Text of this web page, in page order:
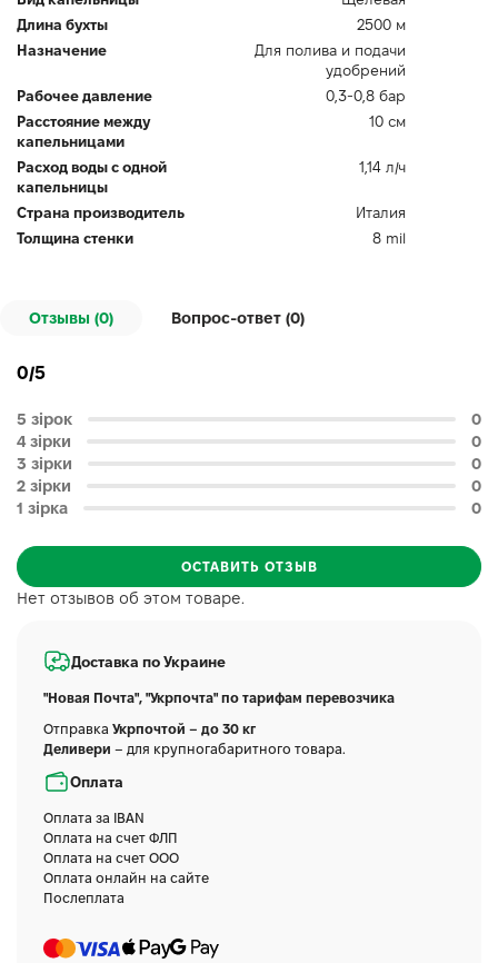
Длина бухты
2500 м
Назначение
Для полива и подачи
удобрений
Рабочее давление
0,3-0,8 бар
Расстояние между
капельницами
10 см
Расход воды с одной
капельницы
1,14 л/ч
Страна производитель
Италия
Толщина стенки
8 mil
Отзывы (0) Вопрос-ответ (0)
Нет отзывов об этом товаре.
0/5
5 зірок
0
4 зірки
0
3 зірки
0
2 зірки
0
1 зірка
0
ОСТАВИТЬ ОТЗЫВ
Доставка по Украине
"Новая Почта", "Укрпочта" по тарифам перевозчика
Отправка Укрпочтой – до 30 кг
Деливери – для крупногабаритного товара.
Оплата
Оплата за IBAN
Оплата на счет ФЛП
Оплата на счет ООО
Оплата онлайн на сайте
Послеплата